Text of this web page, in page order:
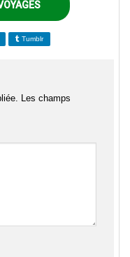
Tumblr
Les champs